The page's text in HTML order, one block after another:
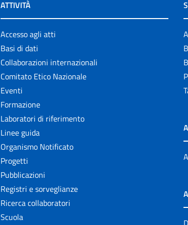
ATTIVITÀ
Accesso agli atti
Basi di dati
Collaborazioni internazionali
Comitato Etico Nazionale
Eventi
Formazione
Laboratori di riferimento
Linee guida
Organismo Notificato
Progetti
Pubblicazioni
Registri e sorveglianze
Ricerca collaboratori
Scuola